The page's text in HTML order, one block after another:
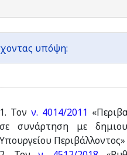
υπόψη:
1. Τον ν. 4014/2011
σε συνάρτηση με
Υπουργείου